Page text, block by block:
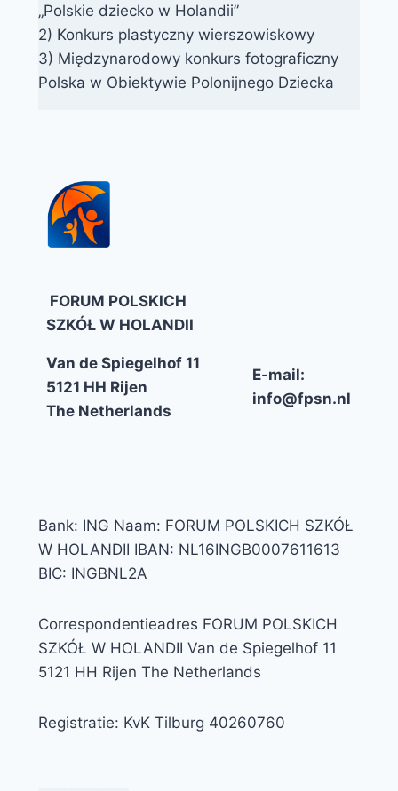
„Polskie dziecko w Holandii”
2) Konkurs plastyczny wierszowiskowy
3) Międzynarodowy konkurs fotograficzny
Polska w Obiektywie Polonijnego Dziecka
FORUM POLSKICH
SZKÓŁ W HOLANDII
Van de Spiegelhof 11
5121 HH Rijen
The Netherlands
E-mail:
info@fpsn.nl
Bank: ING Naam: FORUM POLSKICH SZKÓŁ
W HOLANDII IBAN: NL16INGB0007611613
BIC: INGBNL2A
Correspondentieadres FORUM POLSKICH
SZKÓŁ W HOLANDII Van de Spiegelhof 11
5121 HH Rijen The Netherlands
Registratie: KvK Tilburg 40260760